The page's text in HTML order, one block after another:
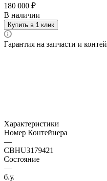
180 000 ₽
В наличии
Купить в 1 клик
Гарантия на запчасти и
Характеристики
Номер Контейнера
—
CBHU3179421
Состояние
—
б.у.